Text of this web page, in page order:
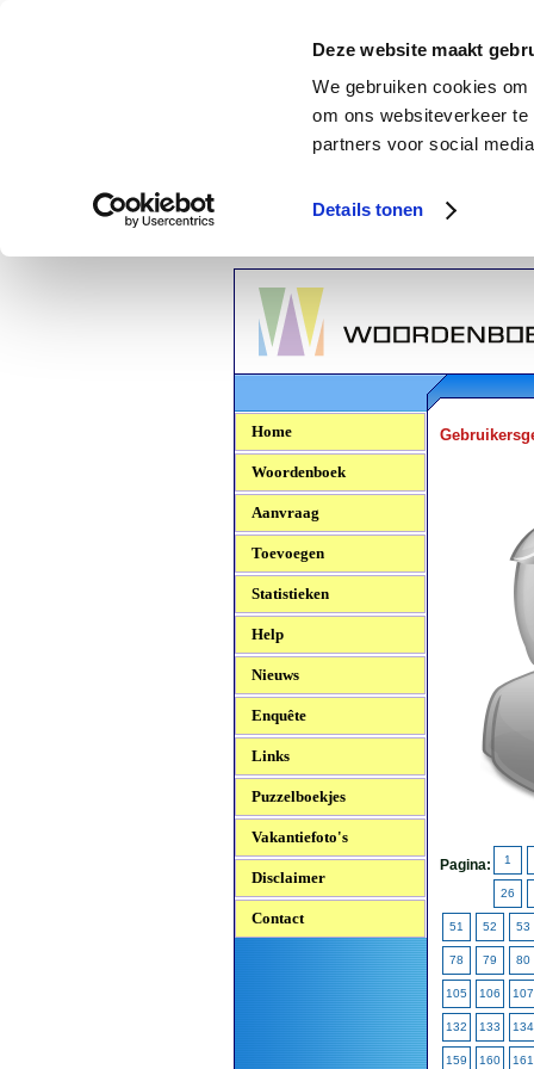
Deze website maakt
We gebruiken cookies
om ons websiteverkeer
partners voor social
Details tonen
Woordenboek.NU
Home
Woordenboek
Aanvraag
Toevoegen
Statistieken
Help
Nieuws
Enquête
Links
Puzzelboekjes
Vakantiefoto's
Disclaimer
Contact
Pagina: 1
26
51 52 53
78 79 80
105 106 107
132 133 134
159 160 161